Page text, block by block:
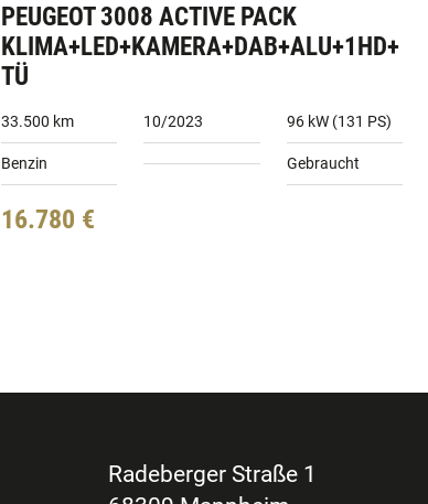
PEUGEOT 3008 ACTIVE PACK
KLIMA+LED+KAMERA+DAB+ALU+1HD+
TÜ
33.500 km 10/2023 96 kW (131 PS)
Benzin Gebraucht
16.780 €
Radeberger Straße 1